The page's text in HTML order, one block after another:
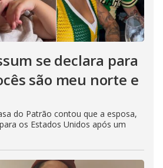
se declara para
são meu norte e
do Patrão contou que a esposa,
os Estados Unidos após um